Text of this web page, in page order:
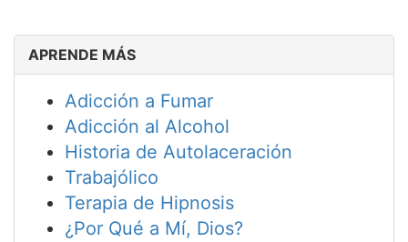
APRENDE MÁS
Adicción a Fumar
Adicción al Alcohol
Historia de Autolaceración
Trabajólico
Terapia de Hipnosis
¿Por Qué a Mí, Dios?